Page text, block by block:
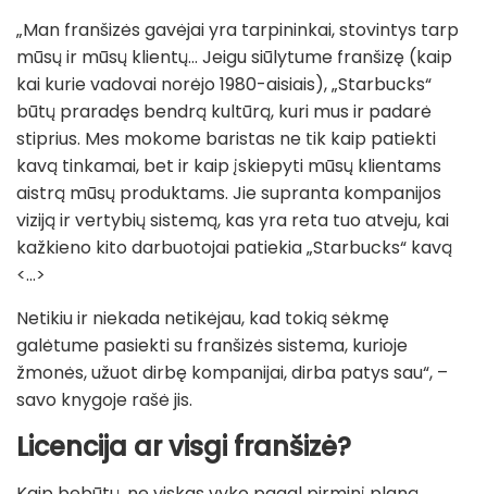
„Man franšizės gavėjai yra tarpininkai, stovintys tarp
mūsų ir mūsų klientų... Jeigu siūlytume franšizę (kaip
kai kurie vadovai norėjo 1980-aisiais), „Starbucks“
būtų praradęs bendrą kultūrą, kuri mus ir padarė
stiprius. Mes mokome baristas ne tik kaip patiekti
kavą tinkamai, bet ir kaip įskiepyti mūsų klientams
aistrą mūsų produktams. Jie supranta kompanijos
viziją ir vertybių sistemą, kas yra reta tuo atveju, kai
kažkieno kito darbuotojai patiekia „Starbucks“ kavą
<...>
Netikiu ir niekada netikėjau, kad tokią sėkmę
galėtume pasiekti su franšizės sistema, kurioje
žmonės, užuot dirbę kompanijai, dirba patys sau“, –
savo knygoje rašė jis.
Licencija ar visgi franšizė?